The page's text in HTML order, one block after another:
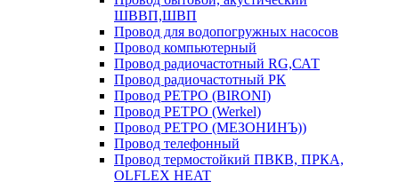
ШВВП,ШВП
Провод для водопогружных насосов
Провод компьютерный
Провод радиочастотный RG,САТ
Провод радиочастотный РК
Провод РЕТРО (BIRONI)
Провод РЕТРО (Werkel)
Провод РЕТРО (МЕЗОНИНЪ))
Провод телефонный
Провод термостойкий ПВКВ, ПРКА,
OLFLEX HEAT